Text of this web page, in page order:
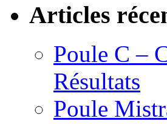
Articles
Poule C –
Résultats
Poule